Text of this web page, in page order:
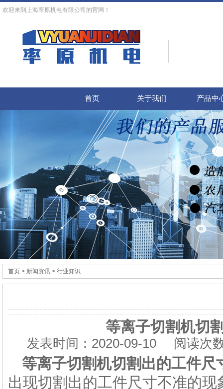
欢迎来到上海率原机电有限公司的官网！
首页 关于我们 产品中
首页 > 新闻资讯 > 行业知识
等离子切割机切
发表时间： 2020-09-10阅读次
等离子切割机切割出的工件尺
出现切割出的工件尺寸不准的